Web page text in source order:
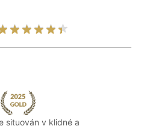
situován v klidné a